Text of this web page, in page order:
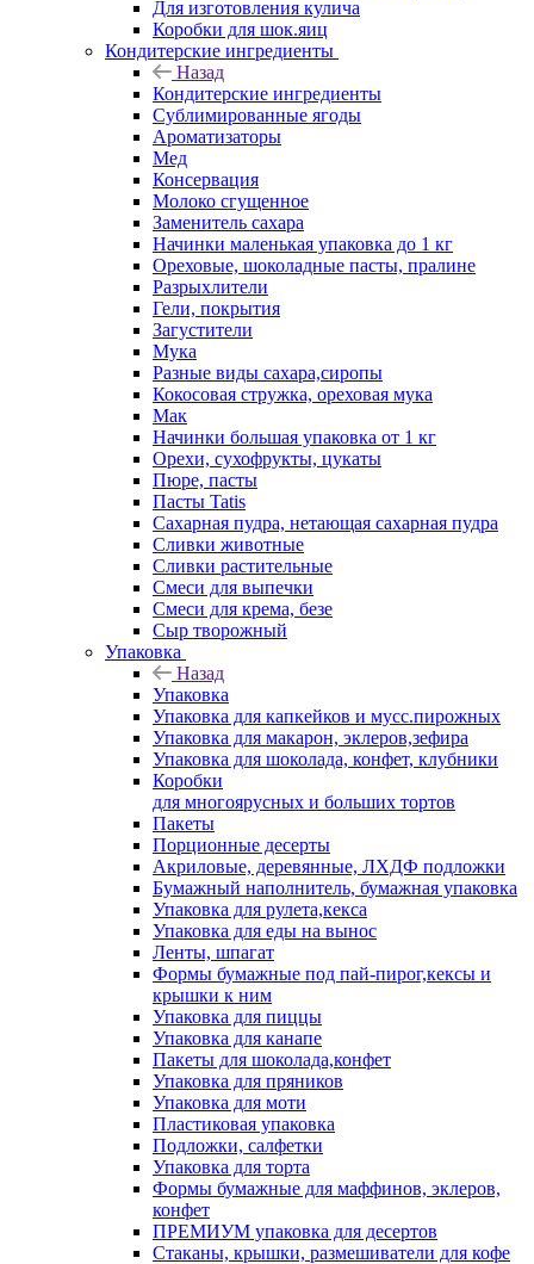
Для изготовления кулича
Коробки для шок.яиц
Кондитерские ингредиенты
Назад
Кондитерские ингредиенты
Сублимированные ягоды
Ароматизаторы
Мед
Консервация
Молоко сгущенное
Заменитель сахара
Начинки маленькая упаковка до 1 кг
Ореховые, шоколадные пасты, пралине
Разрыхлители
Гели, покрытия
Загустители
Мука
Разные виды сахара,сиропы
Кокосовая стружка, ореховая мука
Мак
Начинки большая упаковка от 1 кг
Орехи, сухофрукты, цукаты
Пюре, пасты
Пасты Tatis
Сахарная пудра, нетающая сахарная пудра
Сливки животные
Сливки растительные
Смеси для выпечки
Смеси для крема, безе
Сыр творожный
Упаковка
Назад
Упаковка
Упаковка для капкейков и мусс.пирожных
Упаковка для макарон, эклеров,зефира
Упаковка для шоколада, конфет, клубники
Коробки
для многоярусных и больших тортов
Пакеты
Порционные десерты
Акриловые, деревянные, ЛХДФ подложки
Бумажный наполнитель, бумажная упаковка
Упаковка для рулета,кекса
Упаковка для еды на вынос
Ленты, шпагат
Формы бумажные под пай-пирог,кексы и
крышки к ним
Упаковка для пиццы
Упаковка для канапе
Пакеты для шоколада,конфет
Упаковка для пряников
Упаковка для моти
Пластиковая упаковка
Подложки, салфетки
Упаковка для торта
Формы бумажные для маффинов, эклеров,
конфет
ПРЕМИУМ упаковка для десертов
Стаканы, крышки, размешиватели для кофе